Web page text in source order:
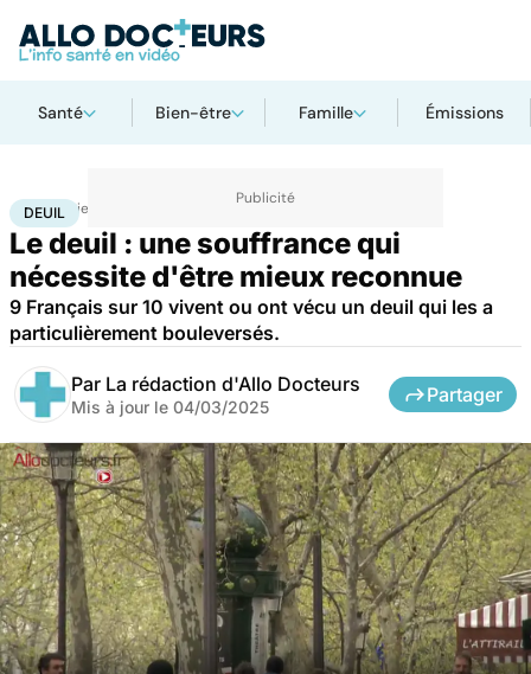
Santé Bien-être Famille Émissions
Accueil Bien-être
DEUIL
Le deuil : une souffrance qui
nécessite d'être mieux reconnue
9 Français sur 10 vivent ou ont vécu un deuil qui les a
particulièrement bouleversés.
Par La rédaction d'Allo Docteurs
Mis à jour le 04/03/2025
Partager